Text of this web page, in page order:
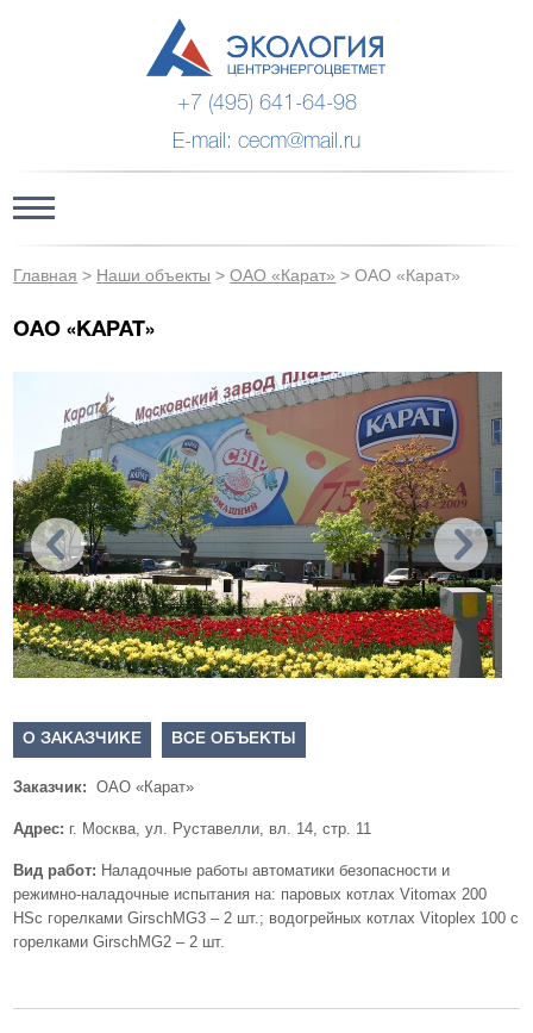
+7 (495) 641-64-98
E-mail: cecm@mail.ru
Главная > Наши объекты >ОАО «Карат» >ОАО «Карат»
ОАО «КАРАТ»
О ЗАКАЗЧИКЕ ВСЕ ОБЪЕКТЫ
Заказчик: ОАО «Карат»
Адрес: г. Москва, ул. Руставелли, вл. 14, стр. 11
Вид работ: Наладочные работы автоматики безопасности и
режимно-наладочные испытания на: паровых котлах Vitomax 200
HSс горелками GirschMG3 – 2 шт.; водогрейных котлах Vitoplex 100 с
горелками GirschMG2 – 2 шт.